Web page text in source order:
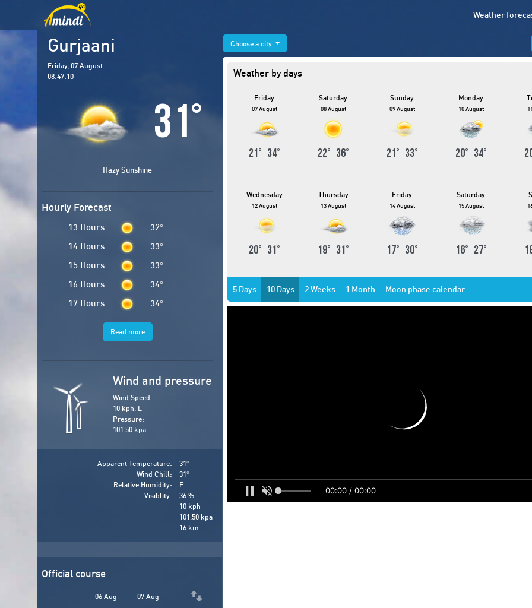
Weather
Gurjaani
Friday, 07 August
08:47:11
31°
Hazy Sunshine
Hourly Forecast
13 Hours 32°
14 Hours
33°
15 Hours
33°
16 Hours
34°
17 Hours
34°
Read more
Wind and pressure
Wind Speed:
10 kph, E
Pressure:
101.50 kpa
Apparent Temperature:
Wind Chill:
Relative Humidity:
Visiblity:
31°
31°
E
36 %
10 kph
101.50 kpa
16 km
Official course
06 Aug 07 Aug
Choose a city
Weather by days
Friday
07 August
21° 34°
Saturday
08 August
22° 36°
Sunday
09 August
21° 33°
Monday
10 August
20° 34°
Wednesday
12 August
20° 31°
Thursday
13 August
19° 31°
Friday
14 August
17° 30°
Saturday
15 August
16° 27°
5 Days 10 Days 2 Weeks 1 Month Moon phase calendar
00:00 / 00:00